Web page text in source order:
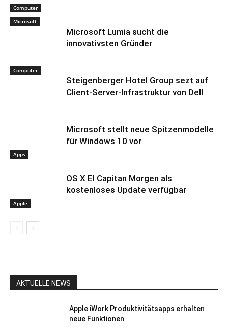
Computer
Microsoft
Microsoft Lumia sucht die
innovativsten Gründer
Computer
Steigenberger Hotel Group sezt auf
Client-Server-Infrastruktur von Dell
Apps
Microsoft stellt neue Spitzenmodelle
für Windows 10 vor
Apple
OS X El Capitan Morgen als
kostenloses Update verfügbar
AKTUELLE NEWS
Apple iWork Produktivitätsapps erhalten
neue Funktionen